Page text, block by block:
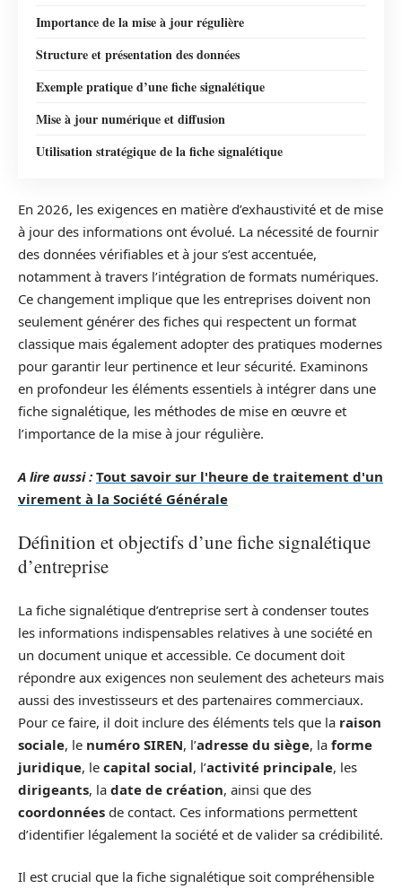
Importance de la mise à jour régulière
Structure et présentation des données
Exemple pratique d’une fiche signalétique
Mise à jour numérique et diffusion
Utilisation stratégique de la fiche signalétique
En 2026, les exigences en matière d’exhaustivité et de mise
à jour des informations ont évolué. La nécessité de fournir
des données vérifiables et à jour s’est accentuée,
notamment à travers l’intégration de formats numériques.
Ce changement implique que les entreprises doivent non
seulement générer des fiches qui respectent un format
classique mais également adopter des pratiques modernes
pour garantir leur pertinence et leur sécurité. Examinons
en profondeur les éléments essentiels à intégrer dans une
fiche signalétique, les méthodes de mise en œuvre et
l’importance de la mise à jour régulière.
A lire aussi : Tout savoir sur l'heure de traitement d'un
virement à la Société Générale
Définition et objectifs d’une fiche signalétique
d’entreprise
La fiche signalétique d’entreprise sert à condenser toutes
les informations indispensables relatives à une société en
un document unique et accessible. Ce document doit
répondre aux exigences non seulement des acheteurs mais
aussi des investisseurs et des partenaires commerciaux.
Pour ce faire, il doit inclure des éléments tels que la raison
sociale, le numéro SIREN, l’adresse du siège, la forme
juridique, le capital social, l’activité principale, les
dirigeants, la date de création, ainsi que des
coordonnées de contact. Ces informations permettent
d’identifier légalement la société et de valider sa crédibilité.
Il est crucial que la fiche signalétique soit compréhensible